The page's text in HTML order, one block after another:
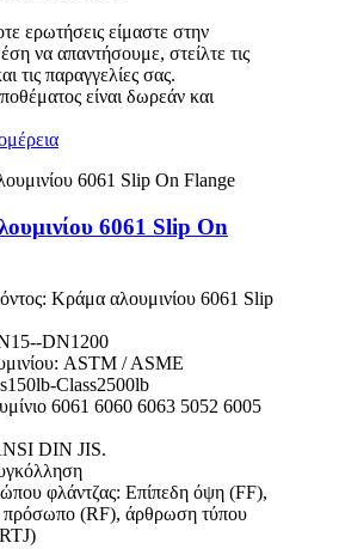
ερωτήσεις είμαστε στην
να απαντήσουμε, στείλτε τις
τις παραγγελίες σας.
είναι δωρεάν και
6061 Slip On
Κράμα αλουμινίου 6061 Slip
DN1200
ASTM / ASME
Class2500lb
6061 6060 6063 5052 6005
DIN JIS.
φλάντζας: Επίπεδη όψη (FF),
(RF), άρθρωση τύπου